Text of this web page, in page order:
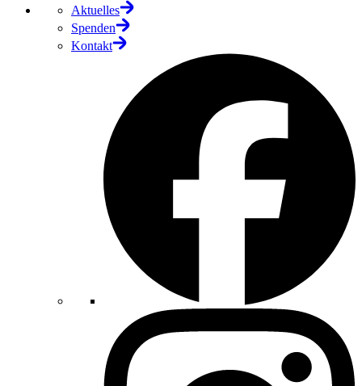
Aktuelles
Spenden
Kontakt